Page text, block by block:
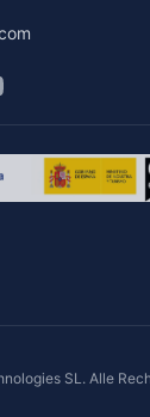
SL. Alle